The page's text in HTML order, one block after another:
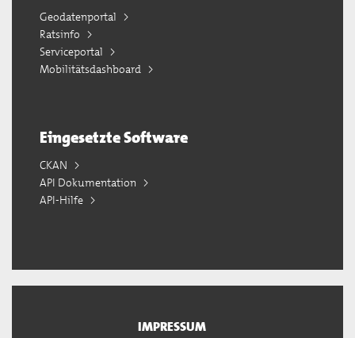
Geodatenportal
Ratsinfo
Serviceportal
Mobilitätsdashboard
Eingesetzte Software
CKAN
API Dokumentation
API-Hilfe
IMPRESSUM